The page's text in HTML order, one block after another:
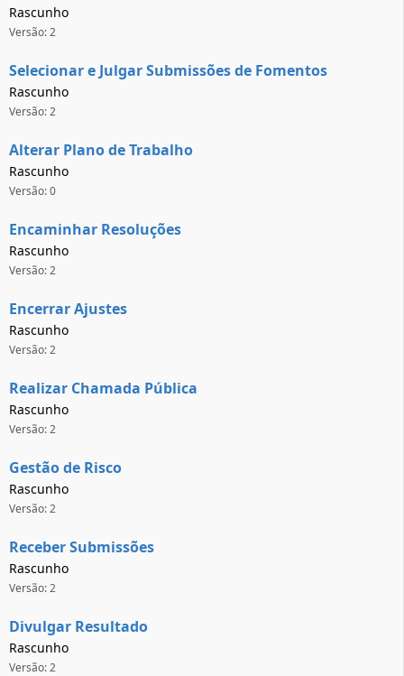
Rascunho
Versão: 2
Selecionar e Julgar Submissões de Fomentos
Rascunho
Versão: 2
Alterar Plano de Trabalho
Rascunho
Versão: 0
Encaminhar Resoluções
Rascunho
Versão: 2
Encerrar Ajustes
Rascunho
Versão: 2
Realizar Chamada Pública
Rascunho
Versão: 2
Gestão de Risco
Rascunho
Versão: 2
Receber Submissões
Rascunho
Versão: 2
Divulgar Resultado
Rascunho
Versão: 2